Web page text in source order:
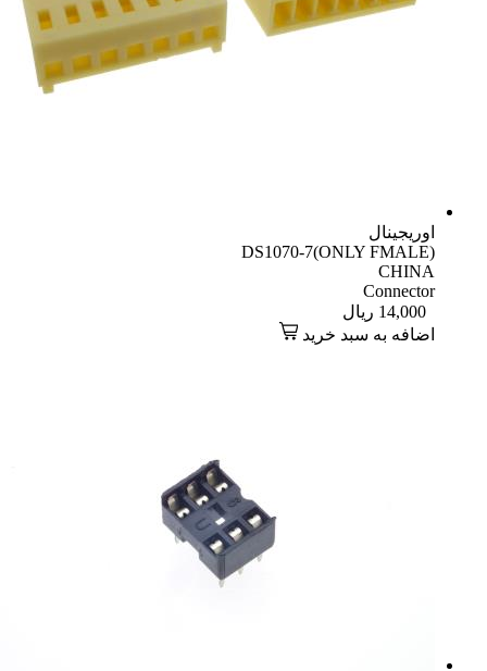
اوریجینال
DS1070-7(ONLY FMALE)
CHINA
Connector
14,000 ریال
اضافه به سبد خرید